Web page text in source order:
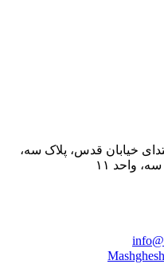
خیابان قدس، پلاک سه،
واحد ۱۱